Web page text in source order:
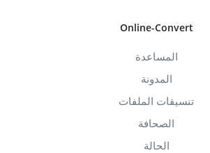
Online-Convert
المساعدة
المدونة
تنسيقات الملفات
الصحافة
الحالة